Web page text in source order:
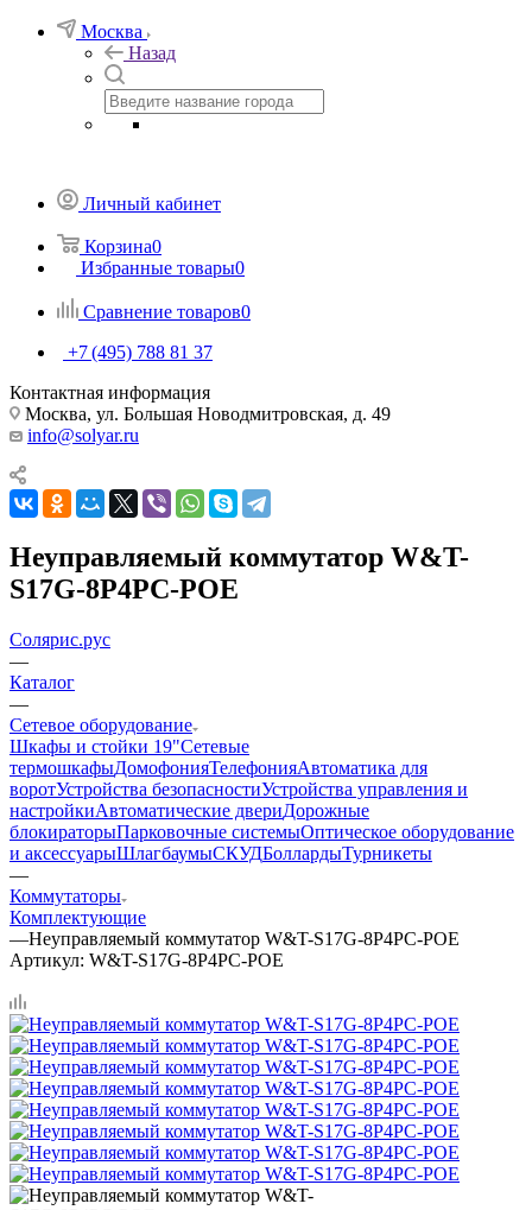
Москва
Назад
Личный кабинет
Корзина0
Избранные товары0
Сравнение товаров0
+7 (495) 788 81 37
Контактная информация
Москва, ул. Большая Новодмитровская, д. 49
info@solyar.ru
Неуправляемый коммутатор W&T-
S17G-8P4PC-POE
Солярис.рус
—
Каталог
—
Сетевое оборудование
Шкафы и стойки 19"Сетевые
термошкафыДомофонияТелефонияАвтоматика для
воротУстройства безопасностиУстройства управления и
настройкиАвтоматические двериДорожные
блокираторыПарковочные системыОптическое оборудование
и аксессуарыШлагбаумыСКУДБоллардыТурникеты
—
Коммутаторы
Комплектующие
—Неуправляемый коммутатор W&T-S17G-8P4PC-POE
Артикул: W&T-S17G-8P4PC-POE